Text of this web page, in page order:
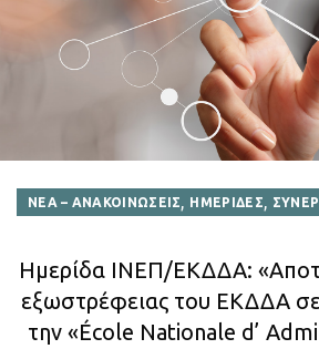
ΝΕΑ – ΑΝΑΚΟΙΝΩΣΕΙΣ, ΗΜΕΡΙΔΕΣ,
Ημερίδα ΙΝΕΠ/ΕΚΔΔΑ:
εξωστρέφειας του ΕΚΔΔΑ
την «École Nationale d’